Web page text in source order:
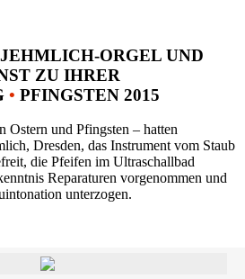
ORGEL UND
ZU IHRER
• PFINGSTEN 2015
Ostern und Pfingsten – hatten
Dresden, das Instrument vom Staub
die Pfeifen im Ultraschallbad
Reparaturen vorgenommen und
unterzogen.